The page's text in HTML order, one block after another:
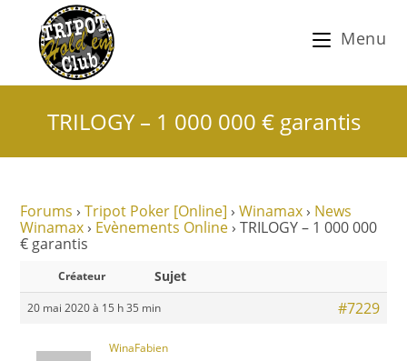
Menu
TRILOGY – 1 000 000 € garantis
Forums › Tripot Poker [Online] › Winamax › News
Winamax › Evènements Online › TRILOGY – 1 000 000
€ garantis
Créateur Sujet
20 mai 2020 à 15 h 35 min #7229
WinaFabien